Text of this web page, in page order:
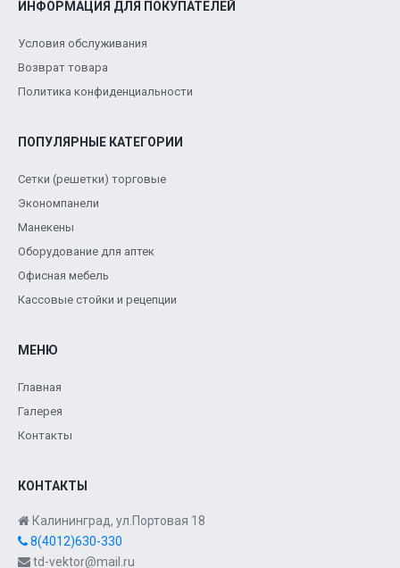
ИНФОРМАЦИЯ ДЛЯ ПОКУПАТЕЛЕЙ
Условия обслуживания
Возврат товара
Политика конфиденциальности
ПОПУЛЯРНЫЕ КАТЕГОРИИ
Сетки (решетки) торговые
Экономпанели
Манекены
Оборудование для аптек
Офисная мебель
Кассовые стойки и рецепции
МЕНЮ
Главная
Галерея
Контакты
КОНТАКТЫ
Калининград, ул.Портовая 18
8(4012)630-330
td-vektor@mail.ru